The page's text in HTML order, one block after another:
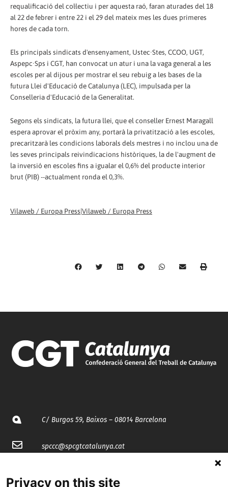
requalificació del col·lectiu i per aquesta raó, faran aturades del 18
al 22 de febrer i entre 22 i el 29 del mateix mes les dues primeres
hores de cada torn.
Els principals sindicats d'ensenyament, Ustec·Stes, CCOO, UGT,
Aspepc·Sps i CGT, han convocat un atur i una la vaga general a les
escoles per al dijous per mostrar el seu rebuig a les bases de la
futura Llei d'Educació de Catalunya (LEC), impulsada per la
Conselleria d'Educació de la Generalitat.
Segons els sindicats, la futura llei, que el conseller Ernest Maragall
espera aprovar el pròxim any, portarà la privatització a les escoles,
precaritzarà les condicions laborals dels mestres i no inclou una de
les seves principals reivindicacions històriques, la de l'augment de
la inversió en escoles fins a igualar el 0,6% del producte interior
brut (PIB) --actualment ronda el 0,3%.
Vilaweb / Europa Press|Vilaweb / Europa Press
C/ Burgos 59, Baixos – 08014 Barcelona
spccc@spcgtcatalunya.cat
Privacy on this site